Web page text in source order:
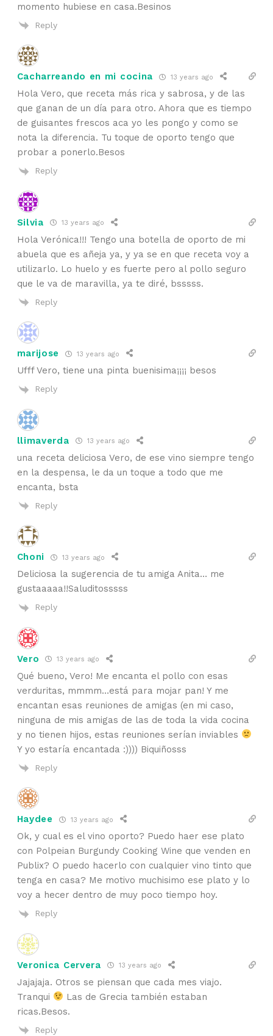
momento hubiese en casa.Besinos
Reply
Cacharreando en mi cocina 13 years ago
Hola Vero, que receta más rica y sabrosa, y de las
que ganan de un día para otro. Ahora que es tiempo
de guisantes frescos aca yo les pongo y como se
nota la diferencia. Tu toque de oporto tengo que
probar a ponerlo.Besos
Reply
Silvia 13 years ago
Hola Verónica!!! Tengo una botella de oporto de mi
abuela que es añeja ya, y ya se en que receta voy a
utilizarlo. Lo huelo y es fuerte pero al pollo seguro
que le va de maravilla, ya te diré, bsssss.
Reply
marijose 13 years ago
Ufff Vero, tiene una pinta buenisima¡¡¡¡ besos
Reply
llimaverda 13 years ago
una receta deliciosa Vero, de ese vino siempre tengo
en la despensa, le da un toque a todo que me
encanta, bsta
Reply
Choni 13 years ago
Deliciosa la sugerencia de tu amiga Anita… me
gustaaaaa!!Saluditosssss
Reply
Vero 13 years ago
Qué bueno, Vero! Me encanta el pollo con esas
verduritas, mmmm…está para mojar pan! Y me
encantan esas reuniones de amigas (en mi caso,
ninguna de mis amigas de las de toda la vida cocina
y no tienen hijos, estas reuniones serían inviables
Y yo estaría encantada :)))) Biquiñosss
Reply
Haydee 13 years ago
Ok, y cual es el vino oporto? Puedo haer ese plato
con Polpeian Burgundy Cooking Wine que venden en
Publix? O puedo hacerlo con cualquier vino tinto que
tenga en casa? Me motivo muchisimo ese plato y lo
voy a hecer dentro de muy poco tiempo hoy.
Reply
Veronica Cervera 13 years ago
Jajajaja. Otros se piensan que cada mes viajo.
Tranqui
Las de Grecia también estaban
ricas.Besos.
Reply